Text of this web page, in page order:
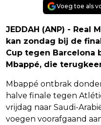
Voeg toe als
JEDDAH (ANP) - Real
kan zondag bij de
Cup tegen Barcelona
Mbappé, die
Mbappé ontbrak
halve finale tegen
vrijdag naar Saudi-
voegen voorafgaand